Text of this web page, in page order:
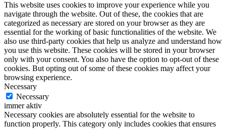
This website uses cookies to improve your experience while you
navigate through the website. Out of these, the cookies that are
categorized as necessary are stored on your browser as they are
essential for the working of basic functionalities of the website. We
also use third-party cookies that help us analyze and understand how
you use this website. These cookies will be stored in your browser
only with your consent. You also have the option to opt-out of these
cookies. But opting out of some of these cookies may affect your
browsing experience.
Necessary
Necessary
immer aktiv
Necessary cookies are absolutely essential for the website to
function properly. This category only includes cookies that ensures